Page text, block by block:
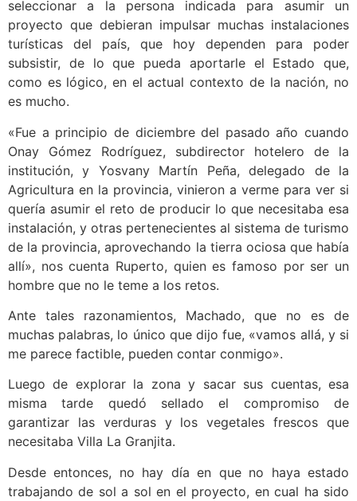
seleccionar a la persona indicada para asumir un
proyecto que debieran impulsar muchas instalaciones
turísticas del país, que hoy dependen para poder
subsistir, de lo que pueda aportarle el Estado que,
como es lógico, en el actual contexto de la nación, no
es mucho.
«Fue a principio de diciembre del pasado año cuando
Onay Gómez Rodrí­guez, subdirector hotelero de la
institución, y Yosvany Martín Peña, delegado de la
Agricultura en la provincia, vinieron a verme para ver si
quería asumir el reto de producir lo que necesitaba esa
instalación, y otras pertenecientes al sistema de turismo
de la provincia, aprovechando la tierra ociosa que había
allí», nos cuenta Ruperto, quien es famoso por ser un
hombre que no le teme a los retos.
Ante tales razonamientos, Machado, que no es de
muchas palabras, lo único que dijo fue, «vamos allá, y si
me parece factible, pueden contar conmigo».
Luego de explorar la zona y sacar sus cuentas, esa
misma tarde quedó sellado el compromiso de
garantizar las verduras y los vegetales frescos que
necesitaba Villa La Granjita.
Desde entonces, no hay día en que no haya estado
trabajando de sol a sol en el proyecto, en cual ha sido